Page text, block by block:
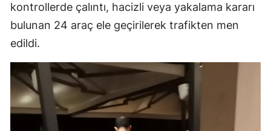
kontrollerde çalıntı, hacizli veya yakalama kararı
bulunan 24 araç ele geçirilerek trafikten men
edildi.